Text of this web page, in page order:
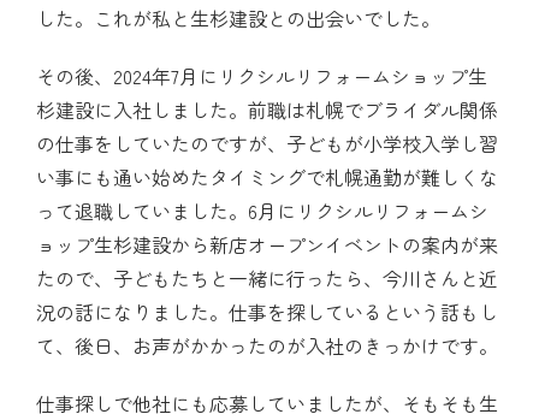
した。これが私と生杉建設との出会いでした。
その後、2024年7月にリクシルリフォームショップ生
杉建設に入社しました。前職は札幌でブライダル関係
の仕事をしていたのですが、子どもが小学校入学し習
い事にも通い始めたタイミングで札幌通勤が難しくな
って退職していました。6月にリクシルリフォームシ
ョップ生杉建設から新店オープンイベントの案内が来
たので、子どもたちと一緒に行ったら、今川さんと近
況の話になりました。仕事を探しているという話もし
て、後日、お声がかかったのが入社のきっかけです。
仕事探しで他社にも応募していましたが、そもそも生